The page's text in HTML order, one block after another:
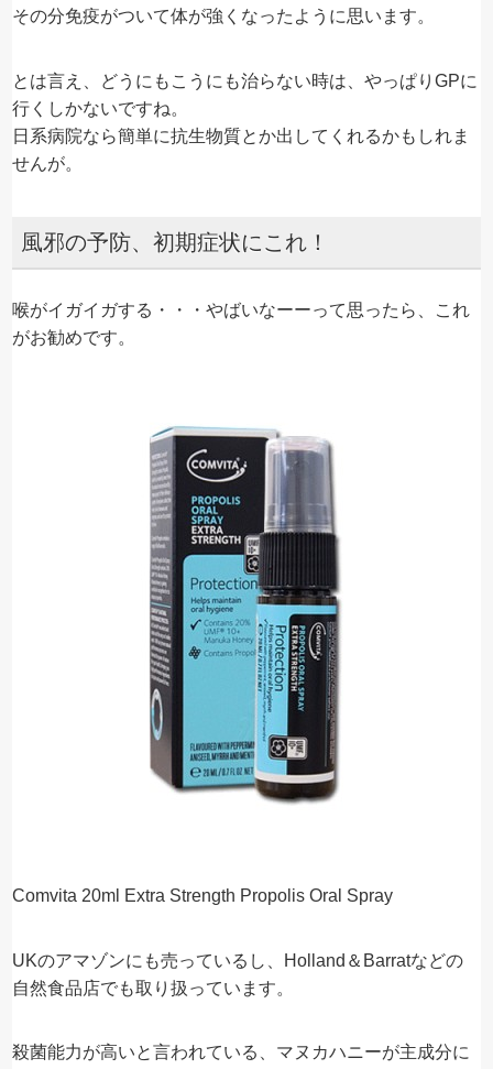
その分免疫がついて体が強くなったように思います。
とは言え、どうにもこうにも治らない時は、やっぱりGPに
行くしかないですね。
日系病院なら簡単に抗生物質とか出してくれるかもしれま
せんが。
風邪の予防、初期症状にこれ！
喉がイガイガする・・・やばいなーーって思ったら、これ
がお勧めです。
Comvita 20ml Extra Strength Propolis Oral Spray
UKのアマゾンにも売っているし、Holland＆Barratなどの
自然食品店でも取り扱っています。
殺菌能力が高いと言われている、マヌカハニーが主成分に